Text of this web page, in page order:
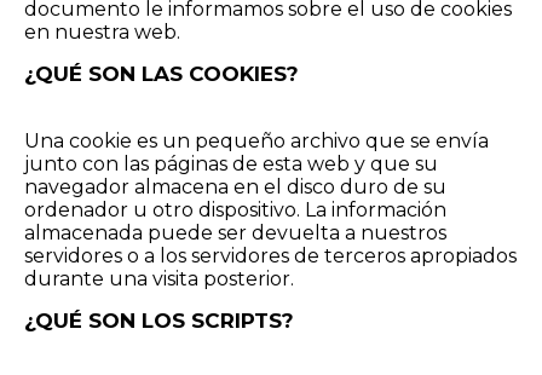
documento le informamos sobre el uso de cookies
en nuestra web.
¿QUÉ SON LAS COOKIES?
Una cookie es un pequeño archivo que se envía
junto con las páginas de esta web y que su
navegador almacena en el disco duro de su
ordenador u otro dispositivo. La información
almacenada puede ser devuelta a nuestros
servidores o a los servidores de terceros apropiados
durante una visita posterior.
¿QUÉ SON LOS SCRIPTS?